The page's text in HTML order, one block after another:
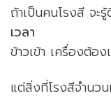
ถ้าเป็นคนโรงสี จะรู้
เวลา
ข้าวเข้า เครื่องต้อ
แต่สิ่งที่โรงสีจำนว